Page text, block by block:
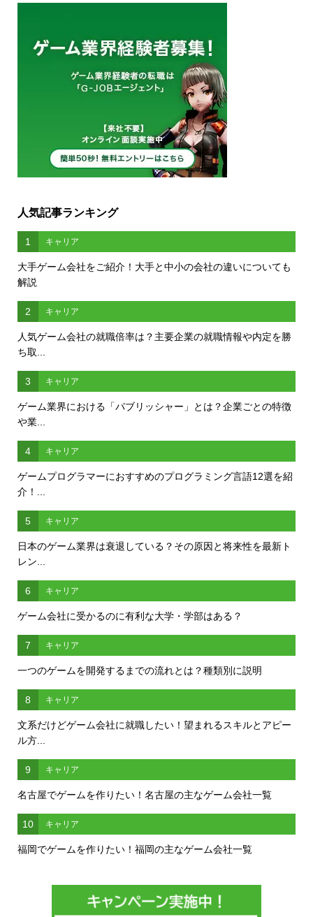
人気記事ランキング
1 キャリア
大手ゲーム会社をご紹介！大手と中小の会社の違いについても
解説
2 キャリア
人気ゲーム会社の就職倍率は？主要企業の就職情報や内定を勝
ち取...
3 キャリア
ゲーム業界における「パブリッシャー」とは？企業ごとの特徴
や業...
4 キャリア
ゲームプログラマーにおすすめのプログラミング言語12選を紹
介！...
5 キャリア
日本のゲーム業界は衰退している？その原因と将来性を最新ト
レン...
6 キャリア
ゲーム会社に受かるのに有利な大学・学部はある？
7 キャリア
一つのゲームを開発するまでの流れとは？種類別に説明
8 キャリア
文系だけどゲーム会社に就職したい！望まれるスキルとアピー
ル方...
9 キャリア
名古屋でゲームを作りたい！名古屋の主なゲーム会社一覧
10 キャリア
福岡でゲームを作りたい！福岡の主なゲーム会社一覧